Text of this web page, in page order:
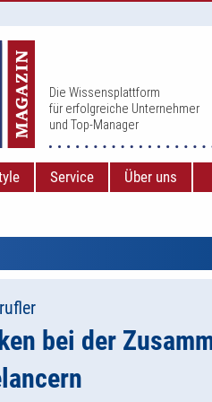
Die Wissensplattform
für erfolgreiche Unternehmer
und Top-Manager
Service Über uns
bei der